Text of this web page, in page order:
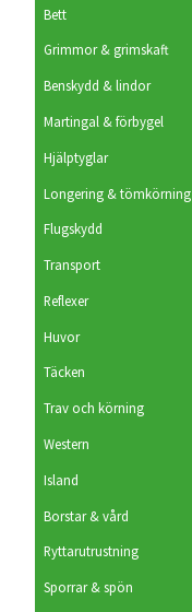
Bett
Grimmor & grimskaft
Benskydd & lindor
Martingal & förbygel
Hjälptyglar
Longering & tömkörning
Flugskydd
Transport
Reflexer
Huvor
Täcken
Trav och körning
Western
Island
Borstar & vård
Ryttarutrustning
Sporrar & spön